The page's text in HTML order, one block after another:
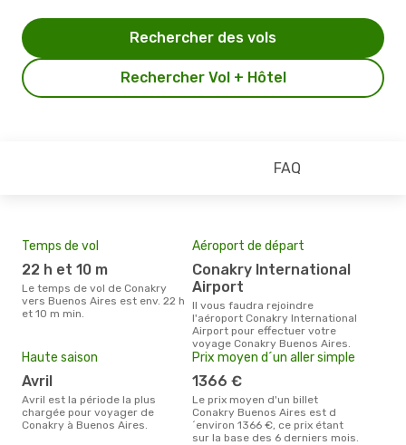
Rechercher Vol + Hôtel
Rechercher des vols
FAQ
Temps de vol
22 h et 10 m
Le temps de vol de Conakry
vers Buenos Aires est env. 22 h
et 10 m min.
Aéroport de départ
Conakry International
Airport
Il vous faudra rejoindre
l'aéroport Conakry International
Airport pour effectuer votre
voyage Conakry Buenos Aires.
Haute saison
avril
avril est la période la plus
chargée pour voyager de
Conakry à Buenos Aires.
Prix moyen d´un aller simple
1366 €
Le prix moyen d'un billet
Conakry Buenos Aires est d
´environ 1366 €, ce prix étant
sur la base des 6 derniers mois.